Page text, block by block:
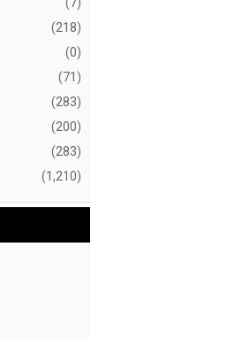
(218)
(0)
(71)
(283)
(200)
(283)
(1,210)